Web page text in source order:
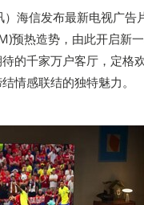
）海信发布最新电视广
预热造势，由此开启新
的千家万户客厅，定格
情感联结的独特魅力。